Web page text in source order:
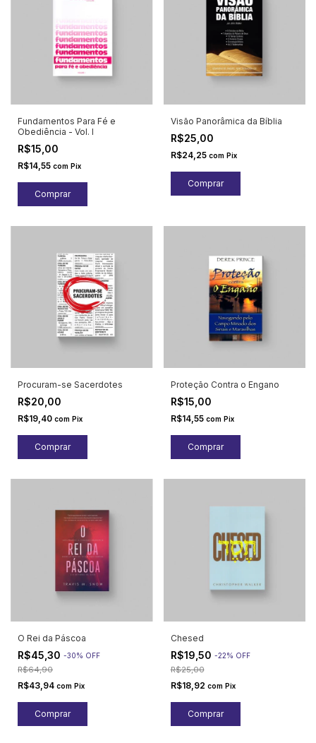
Fundamentos Para Fé e
Obediência - Vol. I
R$15,00
R$14,55 com Pix
Visão Panorâmica da Bíblia
R$25,00
R$24,25 com Pix
Procuram-se Sacerdotes
R$20,00
R$19,40 com Pix
Proteção Contra o Engano
R$15,00
R$14,55 com Pix
O Rei da Páscoa
R$45,30 -30% OFF
R$64,90
R$43,94 com Pix
Chesed
R$19,50 -22% OFF
R$25,00
R$18,92 com Pix